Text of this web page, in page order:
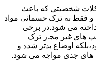
شخصیتی که باعث
و فقط به ترک جسمانی مواد
می شود.در برخی
های غیر مجاز ترک
اوضاع بدتر شده و
های جدی مواجه می شود.